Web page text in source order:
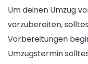
Um deinen Umzug
vorzubereiten,
Vorbereitungen
Umzugstermin